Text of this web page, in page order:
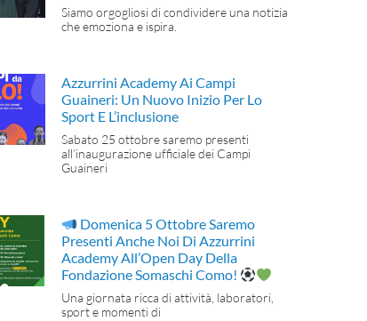
Siamo orgogliosi di condividere una notizia
che emoziona e ispira.
Azzurrini Academy Ai Campi
Guaineri: Un Nuovo Inizio Per Lo
Sport E L’inclusione
Sabato 25 ottobre saremo presenti
all’inaugurazione ufficiale dei Campi
Guaineri
Domenica 5 Ottobre Saremo
Presenti Anche Noi Di Azzurrini
Academy All’Open Day Della
Fondazione Somaschi Como!
Una giornata ricca di attività, laboratori,
sport e momenti di